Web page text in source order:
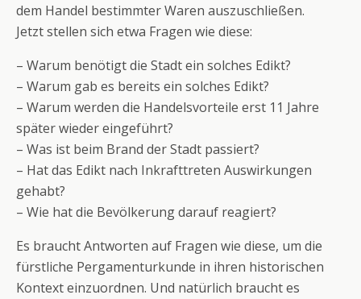
dem Handel bestimmter Waren auszuschließen.
Jetzt stellen sich etwa Fragen wie diese:
– Warum benötigt die Stadt ein solches Edikt?
– Warum gab es bereits ein solches Edikt?
– Warum werden die Handelsvorteile erst 11 Jahre
später wieder eingeführt?
– Was ist beim Brand der Stadt passiert?
– Hat das Edikt nach Inkrafttreten Auswirkungen
gehabt?
– Wie hat die Bevölkerung darauf reagiert?
Es braucht Antworten auf Fragen wie diese, um die
fürstliche Pergamenturkunde in ihren historischen
Kontext einzuordnen. Und natürlich braucht es